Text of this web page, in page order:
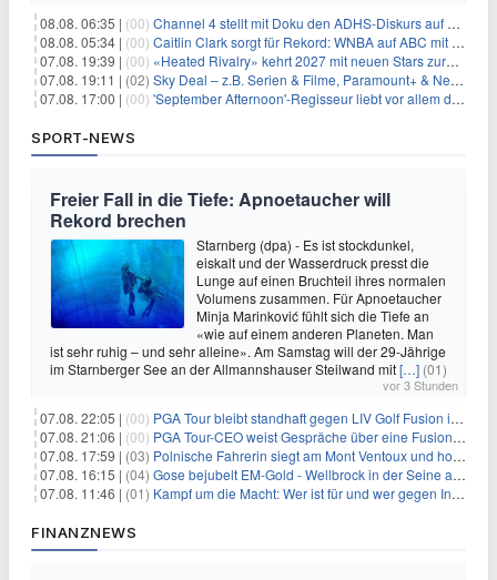
08.08. 06:35 | (00) Channel 4 stellt mit Doku den ADHS-Diskurs auf den Prüfstand
08.08. 05:34 | (00) Caitlin Clark sorgt für Rekord: WNBA auf ABC mit 2,5 Millionen Zuschauern
07.08. 19:39 | (00) «Heated Rivalry» kehrt 2027 mit neuen Stars zurück
07.08. 19:11 | (02) Sky Deal – z.B. Serien & Filme, Paramount+ & Netflix für 19,99€/Monat
07.08. 17:00 | (00) 'September Afternoon'-Regisseur liebt vor allem die 'Banalität' in seinen Filmen
SPORT-NEWS
Freier Fall in die Tiefe: Apnoetaucher will
Rekord brechen
Starnberg (dpa) - Es ist stockdunkel,
eiskalt und der Wasserdruck presst die
Lunge auf einen Bruchteil ihres normalen
Volumens zusammen. Für Apnoetaucher
Minja Marinković fühlt sich die Tiefe an
«wie auf einem anderen Planeten. Man
ist sehr ruhig – und sehr alleine». Am Samstag will der 29-Jährige
im Starnberger See an der Allmannshauser Steilwand mit[…] (01)
vor 3 Stunden
07.08. 22:05 | (00) PGA Tour bleibt standhaft gegen LIV Golf Fusion in einem sich wandelnden Sportumfeld
07.08. 21:06 | (00) PGA Tour-CEO weist Gespräche über eine Fusion mit LIV Golf zurück und bekräftigt die Wettbewerbslandschaft
07.08. 17:59 | (03) Polnische Fahrerin siegt am Mont Ventoux und holt Tour-Gelb
07.08. 16:15 | (04) Gose bejubelt EM-Gold - Wellbrock in der Seine ausgebremst
07.08. 11:46 | (01) Kampf um die Macht: Wer ist für und wer gegen Infantino?
FINANZNEWS